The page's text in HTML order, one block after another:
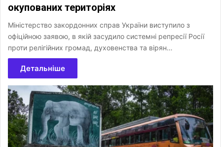
окупованих територіях
Міністерство закордонних справ України виступило з
офіційною заявою, в якій засудило системні репресії Росії
проти релігійних громад, духовенства та вірян…
Детальніше